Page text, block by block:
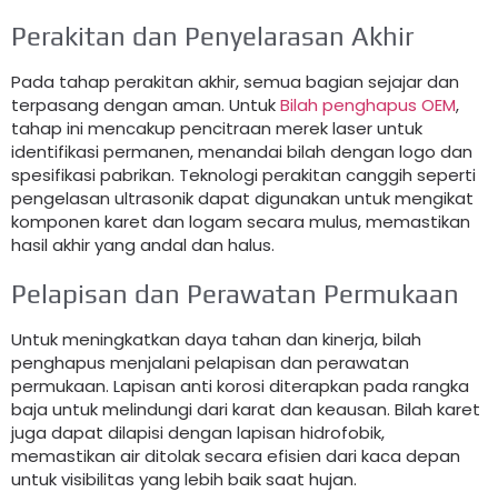
Perakitan dan Penyelarasan Akhir
Pada tahap perakitan akhir, semua bagian sejajar dan
terpasang dengan aman. UntukBilah penghapus OEM,
tahap ini mencakup pencitraan merek laser untuk
identifikasi permanen, menandai bilah dengan logo dan
spesifikasi pabrikan. Teknologi perakitan canggih seperti
pengelasan ultrasonik dapat digunakan untuk mengikat
komponen karet dan logam secara mulus, memastikan
hasil akhir yang andal dan halus.
Pelapisan dan Perawatan Permukaan
Untuk meningkatkan daya tahan dan kinerja, bilah
penghapus menjalani pelapisan dan perawatan
permukaan. Lapisan anti korosi diterapkan pada rangka
baja untuk melindungi dari karat dan keausan. Bilah karet
juga dapat dilapisi dengan lapisan hidrofobik,
memastikan air ditolak secara efisien dari kaca depan
untuk visibilitas yang lebih baik saat hujan.